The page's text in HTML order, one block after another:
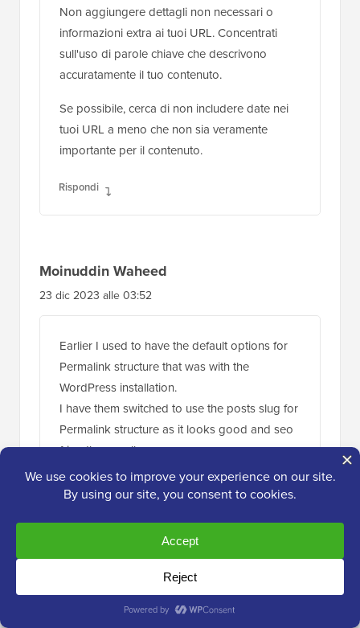
Non aggiungere dettagli non necessari o
informazioni extra ai tuoi URL. Concentrati
sull'uso di parole chiave che descrivono
accuratamente il tuo contenuto.
Se possibile, cerca di non includere date nei
tuoi URL a meno che non sia veramente
importante per il contenuto.
Rispondi
Moinuddin Waheed
23 dic 2023 alle 03:52
Earlier I used to have the default options for
Permalink structure that was with the
WordPress installation.
I have them switched to use the posts slug for
Permalink structure as it looks good and seo
friendly as well.
Having said this having both category and
then posts is very good as it helps categories
I will do this custom permalink structure for my
Thanks for this helpful guide.